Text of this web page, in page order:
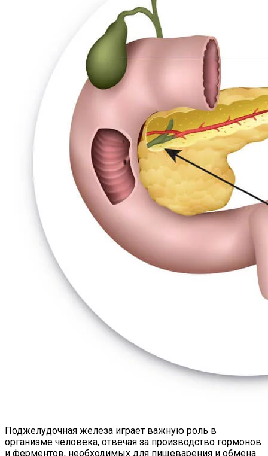
Поджелудочная железа играет важную роль в
организме человека, отвечая за производство гормонов
и ферментов, необходимых для пищеварения и обмена